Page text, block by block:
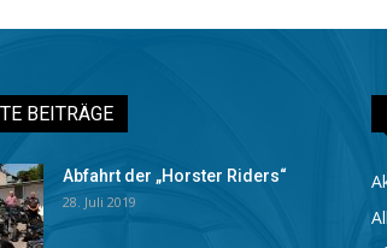
BEITRÄGE
Abfahrt der „Horster Riders“
28. Juli 2019